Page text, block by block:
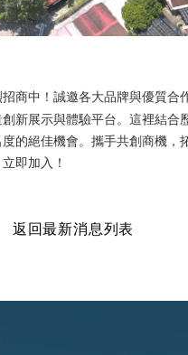
商中！誠邀各大品牌與優質合
新展示與體驗平台。這裡結合
的絕佳機會。攜手共創商機，
即加入！
返回最新消息列表